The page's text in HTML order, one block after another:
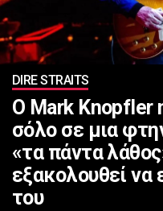
DIRE STRAITS
Ο Mark Knopfler
σόλο σε μια
«τα πάντα
εξακολουθεί να
του